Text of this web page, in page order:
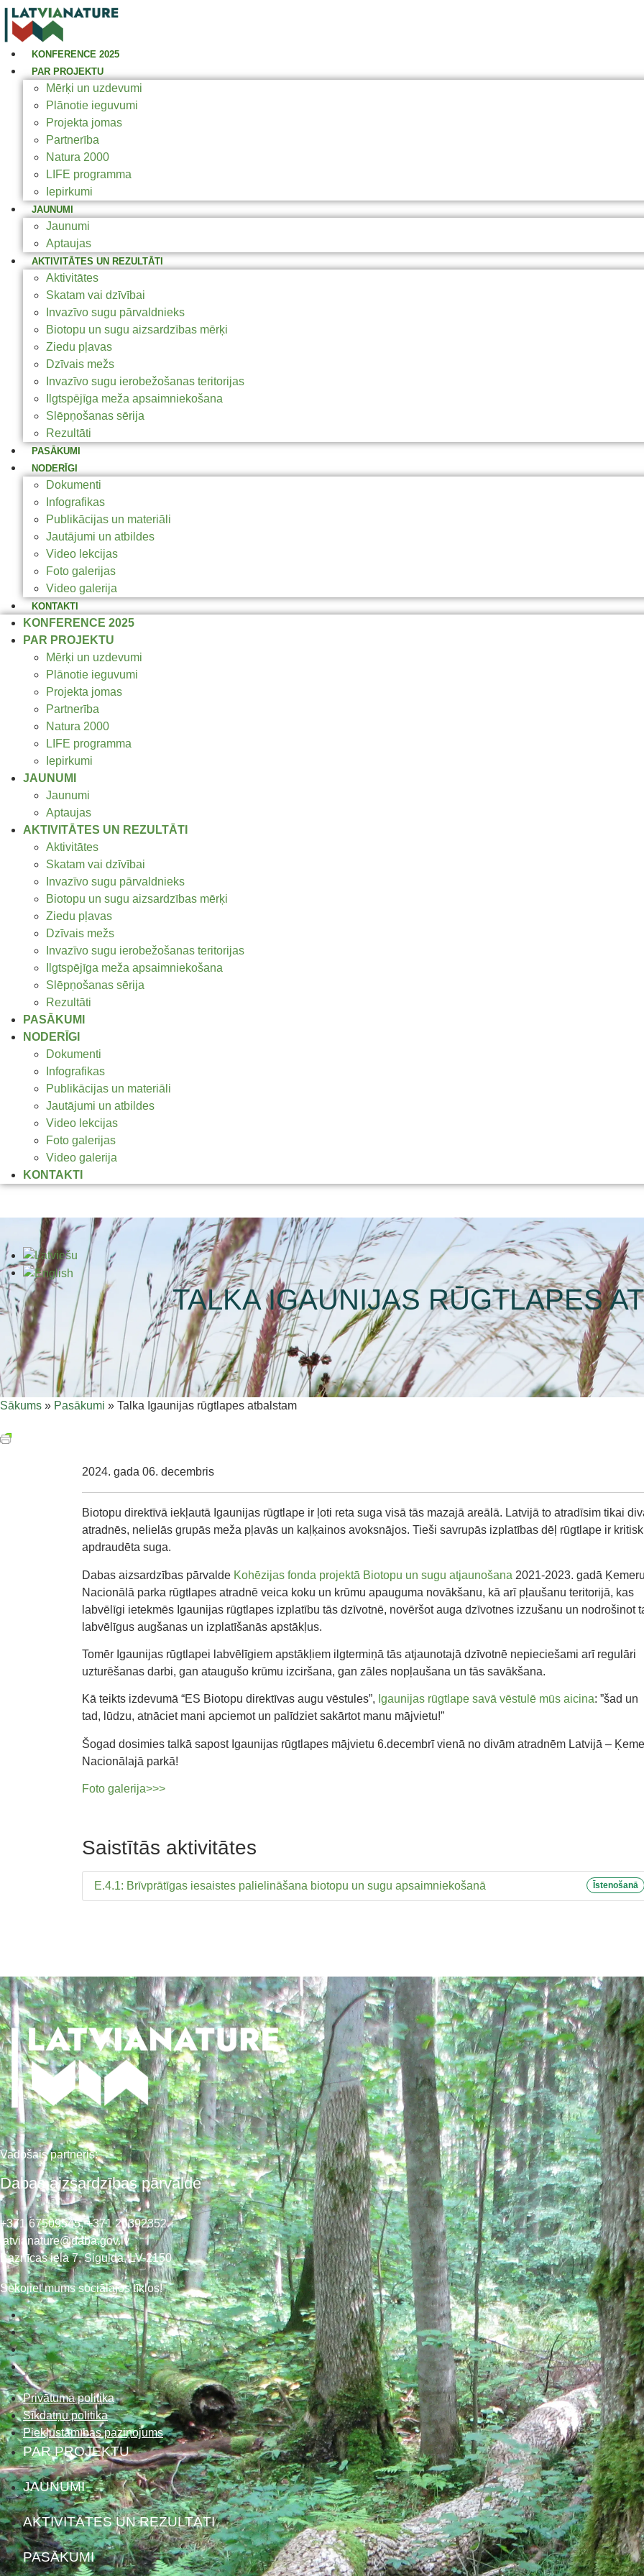
KONFERENCE 2025
PAR PROJEKTU
Mērķi un uzdevumi
Plānotie ieguvumi
Projekta jomas
Partnerība
Natura 2000
LIFE programma
Iepirkumi
JAUNUMI
Jaunumi
Aptaujas
AKTIVITĀTES UN REZULTĀTI
Aktivitātes
Skatam vai dzīvībai
Invazīvo sugu pārvaldnieks
Biotopu un sugu aizsardzības mērķi
Ziedu pļavas
Dzīvais mežs
Invazīvo sugu ierobežošanas teritorijas
Ilgtspējīga meža apsaimniekošana
Slēpņošanas sērija
Rezultāti
PASĀKUMI
NODERĪGI
Dokumenti
Infografikas
Publikācijas un materiāli
Jautājumi un atbildes
Video lekcijas
Foto galerijas
Video galerija
KONTAKTI
KONFERENCE 2025
PAR PROJEKTU
Mērķi un uzdevumi
Plānotie ieguvumi
Projekta jomas
Partnerība
Natura 2000
LIFE programma
Iepirkumi
JAUNUMI
Jaunumi
Aptaujas
AKTIVITĀTES UN REZULTĀTI
Aktivitātes
Skatam vai dzīvībai
Invazīvo sugu pārvaldnieks
Biotopu un sugu aizsardzības mērķi
Ziedu pļavas
Dzīvais mežs
Invazīvo sugu ierobežošanas teritorijas
Ilgtspējīga meža apsaimniekošana
Slēpņošanas sērija
Rezultāti
PASĀKUMI
NODERĪGI
Dokumenti
Infografikas
Publikācijas un materiāli
Jautājumi un atbildes
Video lekcijas
Foto galerijas
Video galerija
KONTAKTI
TALKA IGAUNIJAS RŪGTLAPES
Sākums » Pasākumi » Talka Igaunijas rūgtlapes atbalstam
2024. gada 06. decembris
Biotopu direktīvā iekļautā Igaunijas rūgtlape ir ļoti reta suga visā tās mazajā areālā. Latvijā to atradīsim tikai
atradnēs, nelielās grupās meža pļavās un kaļķainos avoksnājos. Tieši savrupās izplatības dēļ rūgtlape ir
apdraudēta suga.
Dabas aizsardzības pārvalde Kohēzijas fonda projektā Biotopu un sugu atjaunošana 2021-2023. gadā
Nacionālā parka rūgtlapes atradnē veica koku un krūmu apauguma novākšanu, kā arī pļaušanu teritorijā, kas
labvēlīgi ietekmēs Igaunijas rūgtlapes izplatību tās dzīvotnē, novēršot auga dzīvotnes izzušanu un nodrošinot
labvēlīgus augšanas un izplatīšanās apstākļus.
Tomēr Igaunijas rūgtlapei labvēlīgiem apstākļiem ilgtermiņā tās atjaunotajā dzīvotnē nepieciešami arī regulāri
uzturēšanas darbi, gan ataugušo krūmu izciršana, gan zāles nopļaušana un tās savākšana.
Kā teikts izdevumā “ES Biotopu direktīvas augu vēstules”, Igaunijas rūgtlape savā vēstulē mūs aicina: ”šad un
tad, lūdzu, atnāciet mani apciemot un palīdziet sakārtot manu mājvietu!”
Šogad dosimies talkā sapost Igaunijas rūgtlapes mājvietu 6.decembrī vienā no divām atradnēm Latvijā –
Nacionālajā parkā!
Foto galerija>>>
Saistītās aktivitātes
E.4.1: Brīvprātīgas iesaistes palielināšana biotopu un sugu apsaimniekošanā Īstenošanā
Vadošais partneris:
Dabas aizsardzības pārvalde
+371 67509545,+371 26392352
latvianature@daba.gov.lv
Baznīcas iela 7, Sigulda, LV-2150
Sekojiet mums sociālajos tīklos!
Privātuma politika
Sīkdatņu politika
Piekļūstamības paziņojums
PAR PROJEKTU
JAUNUMI
AKTIVITĀTES UN REZULTĀTI
PASĀKUMI